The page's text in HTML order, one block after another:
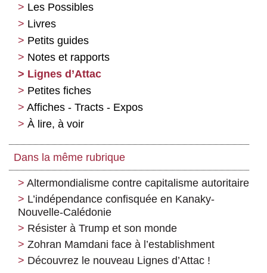
Les Possibles
Livres
Petits guides
Notes et rapports
Lignes d’Attac
Petites fiches
Affiches - Tracts - Expos
À lire, à voir
Dans la même rubrique
Altermondialisme contre capitalisme autoritaire
L’indépendance confisquée en Kanaky-
Nouvelle-Calédonie
Résister à Trump et son monde
Zohran Mamdani face à l’establishment
Découvrez le nouveau Lignes d’Attac !